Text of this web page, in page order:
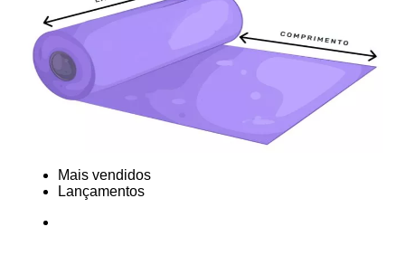
Mais vendidos
Lançamentos